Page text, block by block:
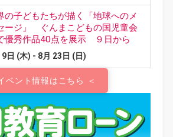
ベント情報はこちら ＜